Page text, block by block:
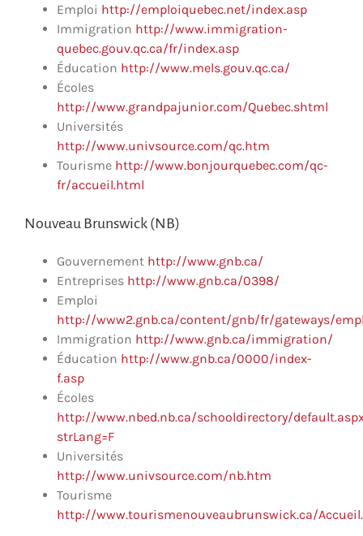
Emploi http://emploiquebec.net/index.asp
Immigration http://www.immigration-
quebec.gouv.qc.ca/fr/index.asp
Éducation http://www.mels.gouv.qc.ca/
Écoles
http://www.grandpajunior.com/Quebec.shtml
Universités
http://www.univsource.com/qc.htm
Tourisme http://www.bonjourquebec.com/qc-
fr/accueil.html
Nouveau Brunswick (NB)
Gouvernement http://www.gnb.ca/
Entreprises http://www.gnb.ca/0398/
Emploi
http://www2.gnb.ca/content/gnb/fr/gateways/
Immigration http://www.gnb.ca/immigration/
Éducation http://www.gnb.ca/0000/index-
f.asp
Écoles
http://www.nbed.nb.ca/schooldirectory/
strLang=F
Universités
http://www.univsource.com/nb.htm
Tourisme
http://www.tourismenouveaubrunswick.ca/